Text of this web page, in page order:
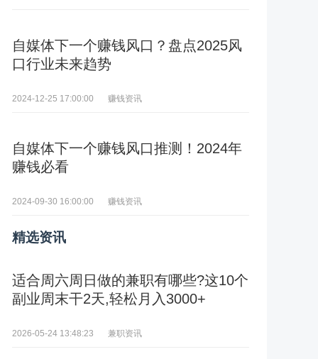
自媒体下一个赚钱风口？盘点2025风
口行业未来趋势
2024-12-25 17:00:00 赚钱资讯
自媒体下一个赚钱风口推测！2024年
赚钱必看
2024-09-30 16:00:00 赚钱资讯
精选资讯
适合周六周日做的兼职有哪些?这10个
副业周末干2天,轻松月入3000+
2026-05-24 13:48:23 兼职资讯